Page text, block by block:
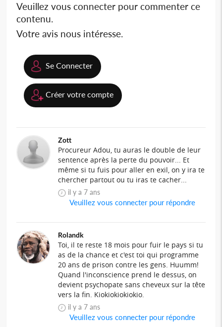
Veuillez vous connecter pour commenter ce
contenu.
Votre avis nous intéresse.
Se Connecter
Créer votre compte
Zott
Procureur Adou, tu auras le double de leur
sentence après la perte du pouvoir... Et
même si tu fuis pour aller en exil, on y ira te
chercher partout ou tu iras te cacher...
il y a 7 ans
Veuillez vous connecter pour répondre
Rolandk
Toi, il te reste 18 mois pour fuir le pays si tu
as de la chance et c'est toi qui programme
20 ans de prison contre les gens. Huumm!
Quand l'inconscience prend le dessus, on
devient psychopate sans cheveux sur la tête
vers la fin. Kiokiokiokiokio.
il y a 7 ans
Veuillez vous connecter pour répondre